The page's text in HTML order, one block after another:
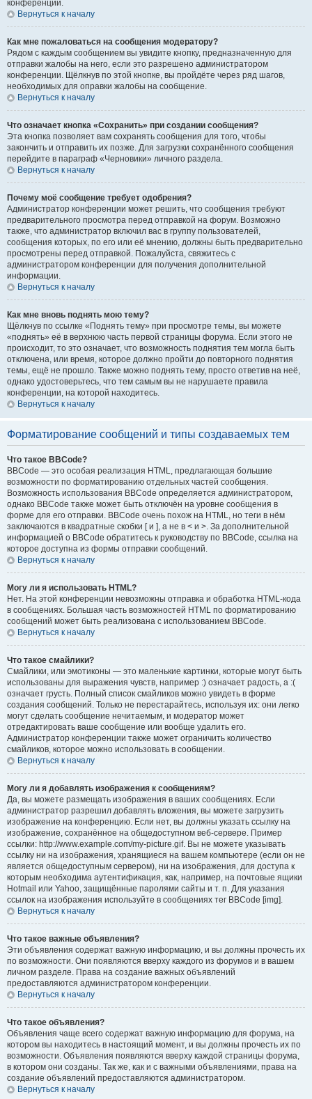
конференции.
Вернуться к началу
Как мне пожаловаться на сообщения модератору?
Рядом с каждым сообщением вы увидите кнопку, предназначенную для
отправки жалобы на него, если это разрешено администратором
конференции. Щёлкнув по этой кнопке, вы пройдёте через ряд шагов,
необходимых для оправки жалобы на сообщение.
Вернуться к началу
Что означает кнопка «Сохранить» при создании сообщения?
Эта кнопка позволяет вам сохранять сообщения для того, чтобы
закончить и отправить их позже. Для загрузки сохранённого сообщения
перейдите в параграф «Черновики» личного раздела.
Вернуться к началу
Почему моё сообщение требует одобрения?
Администратор конференции может решить, что сообщения требуют
предварительного просмотра перед отправкой на форум. Возможно
также, что администратор включил вас в группу пользователей,
сообщения которых, по его или её мнению, должны быть предварительно
просмотрены перед отправкой. Пожалуйста, свяжитесь с
администратором конференции для получения дополнительной
информации.
Вернуться к началу
Как мне вновь поднять мою тему?
Щёлкнув по ссылке «Поднять тему» при просмотре темы, вы можете
«поднять» её в верхнюю часть первой страницы форума. Если этого не
происходит, то это означает, что возможность поднятия тем могла быть
отключена, или время, которое должно пройти до повторного поднятия
темы, ещё не прошло. Также можно поднять тему, просто ответив на неё,
однако удостоверьтесь, что тем самым вы не нарушаете правила
конференции, на которой находитесь.
Вернуться к началу
Форматирование сообщений и типы создаваемых тем
Что такое BBCode?
BBCode — это особая реализация HTML, предлагающая большие
возможности по форматированию отдельных частей сообщения.
Возможность использования BBCode определяется администратором,
однако BBCode также может быть отключён на уровне сообщения в
форме для его отправки. BBCode очень похож на HTML, но теги в нём
заключаются в квадратные скобки [ и ], а не в < и >. За дополнительной
информацией о BBCode обратитесь к руководству по BBCode, ссылка на
которое доступна из формы отправки сообщений.
Вернуться к началу
Могу ли я использовать HTML?
Нет. На этой конференции невозможны отправка и обработка HTML-кода
в сообщениях. Большая часть возможностей HTML по форматированию
сообщений может быть реализована с использованием BBCode.
Вернуться к началу
Что такое смайлики?
Смайлики, или эмотиконы — это маленькие картинки, которые могут быть
использованы для выражения чувств, например :) означает радость, а :(
означает грусть. Полный список смайликов можно увидеть в форме
создания сообщений. Только не перестарайтесь, используя их: они легко
могут сделать сообщение нечитаемым, и модератор может
отредактировать ваше сообщение или вообще удалить его.
Администратор конференции также может ограничить количество
смайликов, которое можно использовать в сообщении.
Вернуться к началу
Могу ли я добавлять изображения к сообщениям?
Да, вы можете размещать изображения в ваших сообщениях. Если
администратор разрешил добавлять вложения, вы можете загрузить
изображение на конференцию. Если нет, вы должны указать ссылку на
изображение, сохранённое на общедоступном веб-сервере. Пример
ссылки: http://www.example.com/my-picture.gif. Вы не можете указывать
ссылку ни на изображения, хранящиеся на вашем компьютере (если он не
является общедоступным сервером), ни на изображения, для доступа к
которым необходима аутентификация, как, например, на почтовые ящики
Hotmail или Yahoo, защищённые паролями сайты и т. п. Для указания
ссылок на изображения используйте в сообщениях тег BBCode [img].
Вернуться к началу
Что такое важные объявления?
Эти объявления содержат важную информацию, и вы должны прочесть их
по возможности. Они появляются вверху каждого из форумов и в вашем
личном разделе. Права на создание важных объявлений
предоставляются администратором конференции.
Вернуться к началу
Что такое объявления?
Объявления чаще всего содержат важную информацию для форума, на
котором вы находитесь в настоящий момент, и вы должны прочесть их по
возможности. Объявления появляются вверху каждой страницы форума,
в котором они созданы. Так же, как и с важными объявлениями, права на
создание объявлений предоставляются администратором.
Вернуться к началу